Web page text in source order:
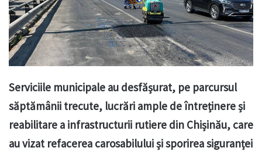
Serviciile municipale au desfășurat, pe parcursul
săptămânii trecute, lucrări ample de întreținere și
reabilitare a infrastructurii rutiere din Chișinău, care
au vizat refacerea carosabilului și sporirea siguranței